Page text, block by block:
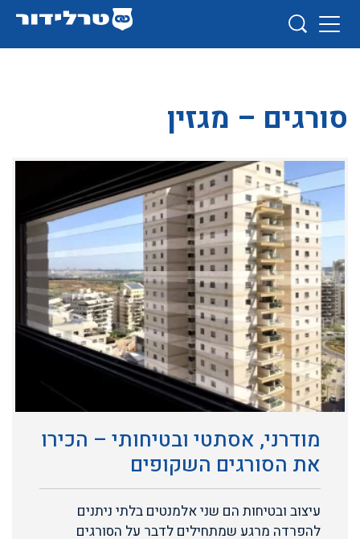
סורגים – מגזין
מודרני, אסתטי ובטיחותי – הכירו
את הסורגים השקופים
עיצוב ובטיחות הם שני אלמנטים בלתי ניתנים
להפרדה מרגע שמתחילים לדבר על הסורגים